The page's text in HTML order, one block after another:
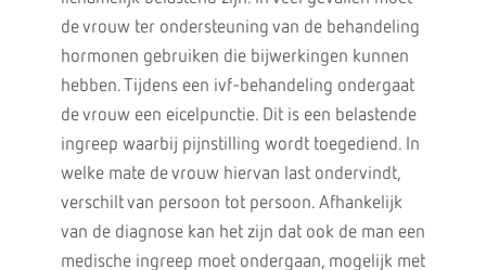
de vrouw ter ondersteuning van de behandeling
hormonen gebruiken die bijwerkingen kunnen
hebben. Tijdens een ivf-behandeling ondergaat
de vrouw een eicelpunctie. Dit is een belastende
ingreep waarbij pijnstilling wordt toegediend. In
welke mate de vrouw hiervan last ondervindt,
verschilt van persoon tot persoon. Afhankelijk
van de diagnose kan het zijn dat ook de man een
medische ingreep moet ondergaan, mogelijk met